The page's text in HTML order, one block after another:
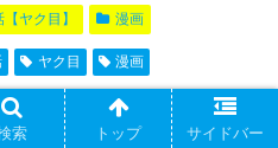
ヤク目】 漫画
ヤク目 漫画
ーリンク
索 トップ サイドバー